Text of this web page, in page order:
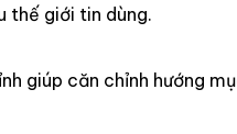
thế giới tin dùng.
giúp căn chỉnh hướng